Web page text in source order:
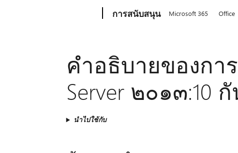
การสนับสนุน Microsoft 365 Office
คำอธิบายของกา
Server ๒๐๑๓:10
นำไปใช้กับ